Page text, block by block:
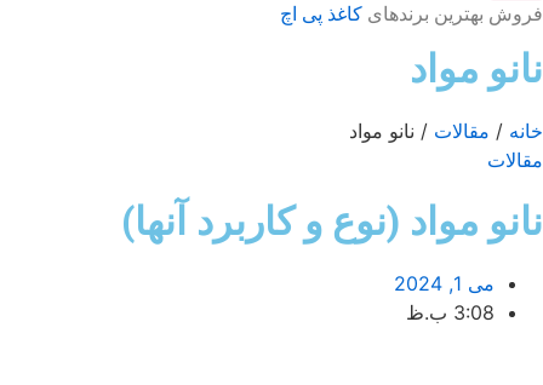
فروش بهترین برندهای کاغذ پی اچ
نانو مواد
خانه / مقالات / نانو مواد
مقالات
نانو مواد (نوع و کاربرد آنها)
می 1, 2024
3:08 ب.ظ